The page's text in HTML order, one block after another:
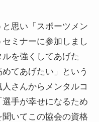
思い「スポーツメン
ミナーに参加しまし
を強くしてあげた
てあげたい」という
さんからメンタルコ
手が幸せになるため
いてこの協会の資格